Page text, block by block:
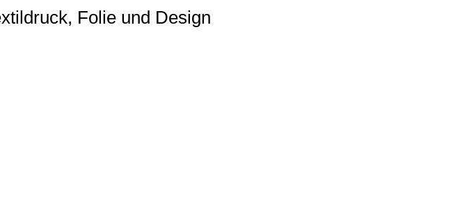
Folie und Design